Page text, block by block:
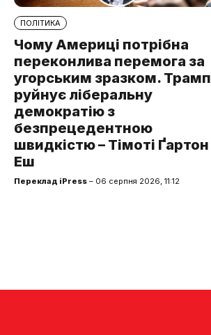
ПОЛІТИКА
Чому Америці потрібна
переконлива перемога за
угорським зразком. Трамп
руйнує ліберальну
демократію з
безпрецедентною
швидкістю – Тімоті Ґартон
Еш
Переклад iPress – 06 серпня 2026, 11:12